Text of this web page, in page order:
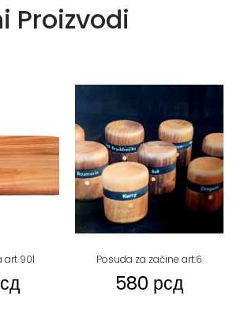
Proizvodi
art 901 Posuda za začine art:6
580 рсд